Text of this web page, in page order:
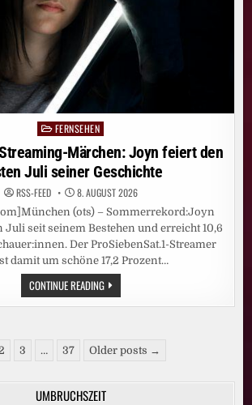
MSV-
COACH
HIRSCH
SIEHT
TROTZ
WÖRLE
VON
SEINEN
„PREUSSEN B
EEINDRUCKT“, 5
:2! R
EGENSBURG H
AT S
PASS
Posted
in
FERNSEHEN
Märchen: Joyn feiert den
Juli seiner Geschichte
RSS-FEED 8. AUGUST 2026
(ots) – Sommerrekord:Joyn
Juli seit seinem Bestehen und erreicht 10,6
Der ProSiebenSat.1-Streamer
damit um schöne 17,2 Prozent…
CONTINUE READINGEIN
SOMMER-
STREAMING-
DEN
BESTEN
SEINER
GESCHICHTE
3 … 37 Older posts →
UMBRUCHSZEIT